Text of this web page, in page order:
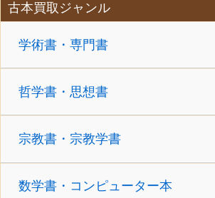
古本買取ジャンル
学術書・専門書
哲学書・思想書
宗教書・宗教学書
数学書・コンピューター本